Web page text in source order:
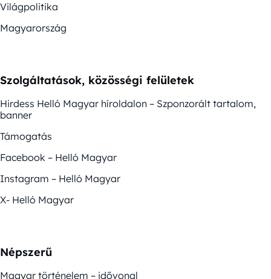
Világpolitika
Magyarország
Szolgáltatások, közösségi felületek
Hirdess Helló Magyar híroldalon – Szponzorált tartalom,
banner
Támogatás
Facebook – Helló Magyar
Instagram – Helló Magyar
X- Helló Magyar
Népszerű
Magyar történelem – idővonal